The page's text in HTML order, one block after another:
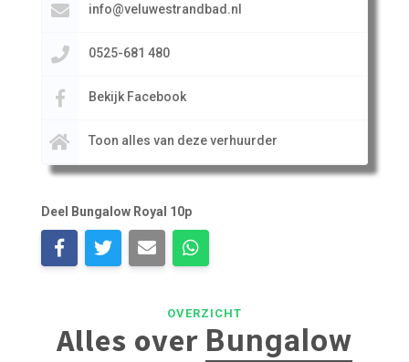
info@veluwestrandbad.nl
0525-681 480
Bekijk Facebook
Toon alles van deze verhuurder
Deel Bungalow Royal 10p
OVERZICHT
Alles over Bungalow